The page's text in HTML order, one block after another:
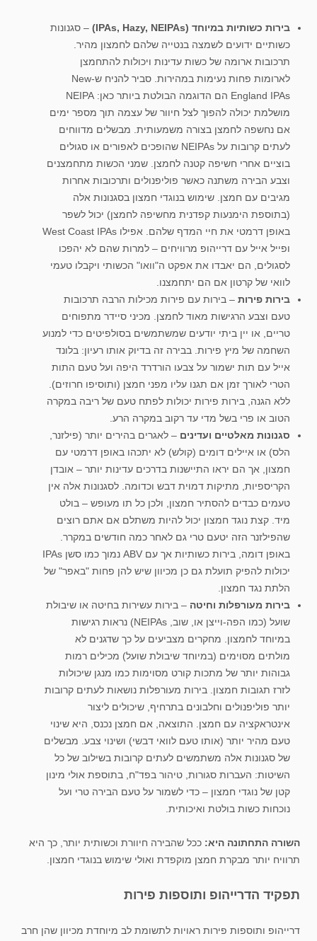
בירות כשותיות במיוחד (IPAs, Hazy, NEIPAs)
– סגנונות
כשותיים ידועים לשמצה בנטייה שלהם לחמצון מהיר.
תרכובות ארומה של כשות עדינות ויכולות להתחמצן
לארומות פחות נעימות במהירות. סביר להניח ש-New
England IPAs הם הדוגמה הבולטת ביותר כאן: NEIPA
מושלמת יכולה להפוך לצל חיוור של עצמה תוך מספר ימים
אם נחשפה לחמצן בצורה משמעותית. מבשלים מדווחים
לעתים קרובות על NEIPAs שהופכים לאפורים או סגולים
בוציים אחרי חשיפה קטנה לחמצן. שמני הכשות מתחמצנים
וצבע הבירה משתנה כאשר פוליפנולים ותרכובות אחרות
מגיבים עם חמצן. שימוש בנוגדי חמצון בסגנונות אלה
(בתוספת הימנעות קפדנית מחשיפה לחמצן) יכול לשפר
באופן דרמטי את חיי המדף שלהם. אפילו West Coast IPAs
ופייל אייל עם דרייהופ מרוויחים – למרות שהם לא יהפכו
לסגולים, הם יאבדו את אפקט ה"וואו" הכשותי ויקבלו טעמי
לוואי של קרטון אם הם יתחמצנו.
בירות פירות – בירות עם פירות מכילות הרבה תרכובות
טעם וצבע הרגישות מאוד לחמצן. מכיני סיידר מתפוחים
טריים, או יין ביתי יודעים שמשתמשים בסולפיטים כדי למנוע
השחמה של מיץ פירות. בבירה זה בדיוק אותו רעיון: בלונד
אייל עם תות ישמור על צבעו הורדרד היפה ועל טעם התות
הטרי לאורך זמן אם תגנו עליו מפני חמצן (ותוסיפו חרוזים).
ללא הגנה, בירות פירות יכולות לפתח טעם של ריבה במקרה
הטוב או פרי בשל מדי עד רקוב במקרה הרע.
סגנונות מאלטיים ועדינים – לאגרים בהירים יותר (פילזנר,
הלס) או איילים דומים (קולש) לא יתכהו באופן דרמטי עם
חמצון, אך הם יראו התיישנות בדרכים עדינות יותר – אובדן
הקריספיות, מתיקות דמוית דבש וכדומה. לסגנונות אלה אין
טעמים כבדים להסתיר חמצון, ולכן כל תו מעופש – בולט
מיד. קצת נוגד חמצון יכול להיות משתלם אם אתם רוצים
שהפילזנר הזה יטעם טרי גם לאחר כמה חודשים במקרר.
באופן דומה, בירות כשותיות אך עם ABV נמוך כמו סשן IPAs
יכולות להפיק תועלת גם כן מכיוון שיש להן פחות "באפר" של
הלתת נגד חמצון.
בירות מעורפלות וחיטה – בירות עשירות בחיטה או שיבולת
שועל (כמו הפה-וייצן או, שוב, NEIPAs) נראות רגישות
במיוחד לחמצון. מחקרים מצביעים על כך שדגנים לא
מולתים מסוימים (במיוחד שיבולת שועל) מכילים רמות
גבוהות יותר של מתכות קורט מסוימות כמו מנגן שיכולות
לזרז תגובות חמצון. בירות מעורפלות נושאות לעתים קרובות
יותר פוליפנולים וחלבונים בתרחיף, שיכולים ליצור
אינטראקציה עם חמצן. התוצאה, אם חמצן נכנס, היא שינוי
טעם מהיר יותר (אותו טעם לוואי דבשי) ושינוי צבע. מבשלים
של סגנונות אלה משתמשים לעתים קרובות בשילוב של כל
השיטות: העברות סגורות, טיהור בפד"ח, בתוספת אולי מינון
קטן של נוגדי חמצון – כדי לשמור על טעם הבירה טרי ועל
נוכחות כשות בולטת ואיכותית.
השורה התחתונה היא: ככל שהבירה חיוורת וכשותית יותר, כך היא
תרוויח יותר מבקרת חמצן מוקפדת ואולי שימוש בנוגדי חמצון.
תפקיד הדרייהופ ותוספות פירות
דרייהופ ותוספות פירות ראויות לתשומת לב מיוחדת מכיוון שהן חרב